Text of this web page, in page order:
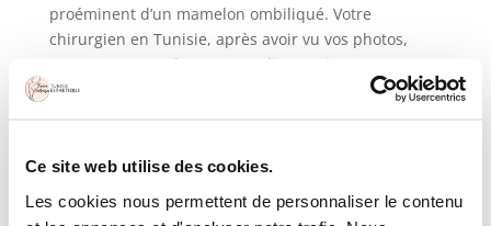
Ce site web utilise des cookies.
Les cookies nous permettent de personnaliser le contenu
proéminent d’un mamelon ombiliqué. Votre
chirurgien en Tunisie, après avoir vu vos photos,
sera en mesure de poser un diagnostic.
Comment corriger un mamelon ombiliqué ?
ombiliqué. Il en existe trois : le stade A où le téton
est rentré mais qui sort dès qu’il est stimulé ou qu’il